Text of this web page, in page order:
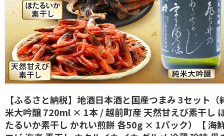
【ふるさと納税】地酒日本酒と国産つまみ 3セット（
米大吟醸 720ml × 1本 / 越前町産 天然甘えび素干し
たるいか素干し かれい煎餅 各50g × 1パック）【 海